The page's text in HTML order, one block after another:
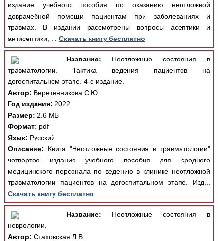
издание учебного пособия по оказанию неотложной
доврачебной помощи пациентам при заболеваниях и
травмах. В издании рассмотрены вопросы асептики и
антисептики, ... Скачать книгу бесплатно
Название: Неотложные состояния в
травматологии. Тактика ведения пациентов на
догоспитальном этапе. 4-е издание.
Автор: Веретенникова С.Ю.
Год издания: 2022
Размер: 2.6 МБ
Формат: pdf
Язык: Русский
Описание: Книга "Неотложные состояния в травматологии"
четвертое издание учебного пособия для среднего
медицинского персонала по ведению в клинике неотложной
травматологии пациентов на догоспитальном этапе. Изд...
Скачать книгу бесплатно
Название: Неотложные состояния в
неврологии.
Автор: Стаховская Л.В.